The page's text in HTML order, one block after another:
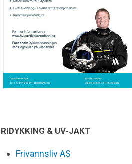
& UV-JAKT
Frivannsliv AS